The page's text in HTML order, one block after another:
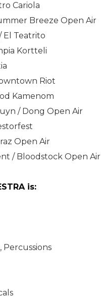
Cariola
Breeze Open Air
El Teatrito
Kortteli
Riot
Kamenom
/ Dong Open Air
Open Air
/ Bloodstock Open Air
is:
Percussions